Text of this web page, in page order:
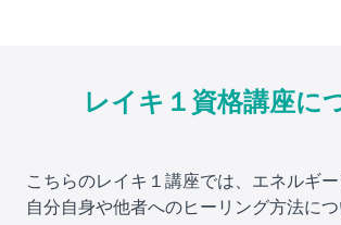
レイキ１資格講座に
こちらのレイキ１講座では、エネルギ
自分自身や他者へのヒーリング方法につ